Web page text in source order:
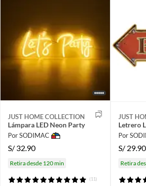
JUST HOME COLLECTION
Lámpara LED Neon Party
Por SODIMAC
S/ 32.90
Retira desde 120 min
(11)
JUST
Letrero
Por
S/ 29.90
Retira